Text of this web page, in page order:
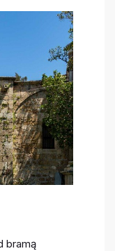
bramą